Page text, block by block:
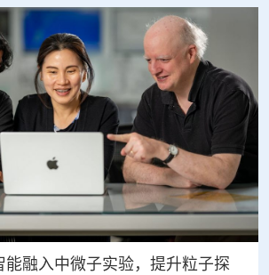
能融入中微子实验，提升粒子探